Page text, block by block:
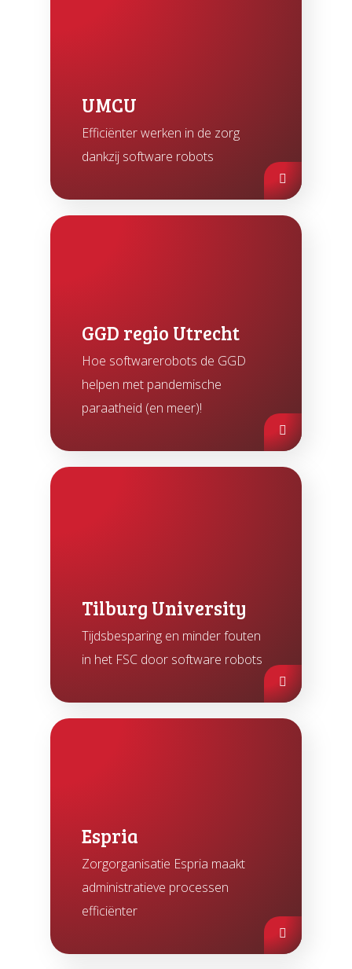
UMCU
Efficiënter werken in de zorg
dankzij software robots
GGD regio Utrecht
Hoe softwarerobots de GGD
helpen met pandemische
paraatheid (en meer)!
Tilburg University
Tijdsbesparing en minder fouten
in het FSC door software robots
Espria
Zorgorganisatie Espria maakt
administratieve processen
efficiënter